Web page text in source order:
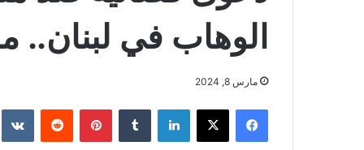
الوهاب في لبنان..
مارس 8, 2024
فيسبوك ‫X لينكدإن بينتيريست